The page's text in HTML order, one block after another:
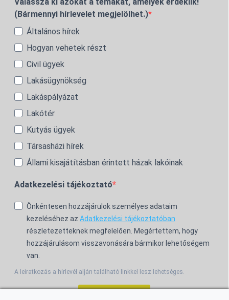
(Bármennyi hírlevelet megjelölhet.)
Általános hírek
Hogyan vehetek részt
Civil ügyek
Lakásügynökség
Lakáspályázat
Lakótér
Kutyás ügyek
Társasházi hírek
Állami kisajátításban érintett házak lakóinak
Adatkezelési tájékoztató
Önkéntesen hozzájárulok személyes adataim
kezeléséhez az Adatkezelési tájékoztatóban
részletezetteknek megfelelően. Megértettem, hogy
hozzájárulásom visszavonására bármikor lehetőségem
van.
A leiratkozás a hírlevél alján található linkkel lesz lehetséges.